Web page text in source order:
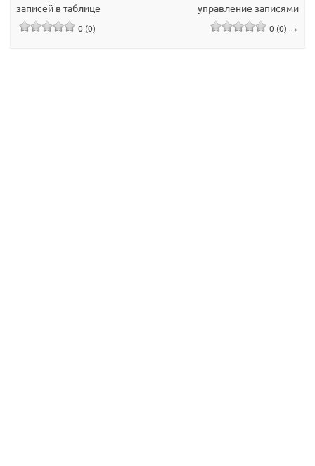
записей в таблице
0 (0)
управление записями
0 (0) →